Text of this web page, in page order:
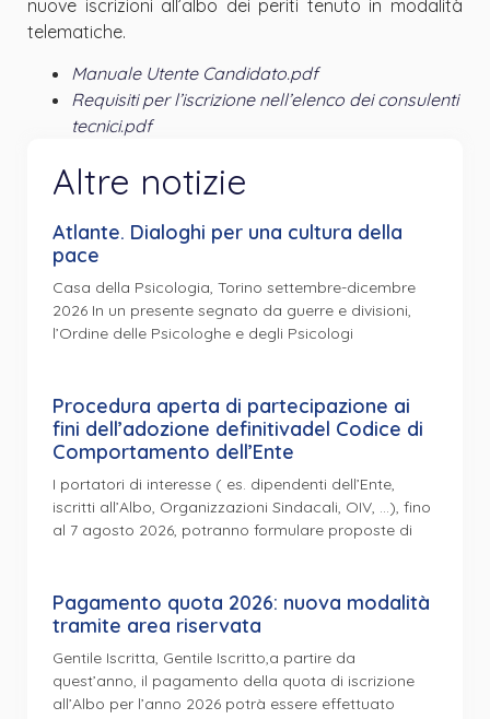
nuove iscrizioni all’albo dei periti tenuto in modalità
telematiche.
Manuale Utente Candidato.pdf
Requisiti per l’iscrizione nell’elenco dei consulenti
tecnici.pdf
Altre notizie
Atlante. Dialoghi per una cultura della
pace
Casa della Psicologia, Torino settembre-dicembre
2026 In un presente segnato da guerre e divisioni,
l’Ordine delle Psicologhe e degli Psicologi
Procedura aperta di partecipazione ai
fini dell’adozione definitivadel Codice di
Comportamento dell’Ente
I portatori di interesse ( es. dipendenti dell’Ente,
iscritti all’Albo, Organizzazioni Sindacali, OIV, …), fino
al 7 agosto 2026, potranno formulare proposte di
Pagamento quota 2026: nuova modalità
tramite area riservata
Gentile Iscritta, Gentile Iscritto,a partire da
quest’anno, il pagamento della quota di iscrizione
all’Albo per l’anno 2026 potrà essere effettuato